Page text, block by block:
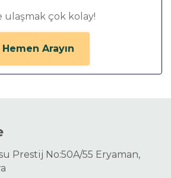
ulaşmak çok kolay!
Hemen Arayın
Prestij No:50A/55 Eryaman,